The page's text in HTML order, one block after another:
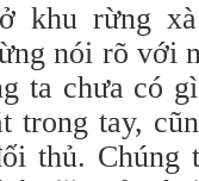
khu rừng
nói rõ với
ta chưa có
trong tay,
thủ. Chúng